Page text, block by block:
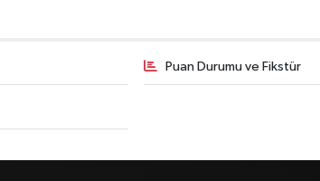
Puan Durumu ve Fikstür